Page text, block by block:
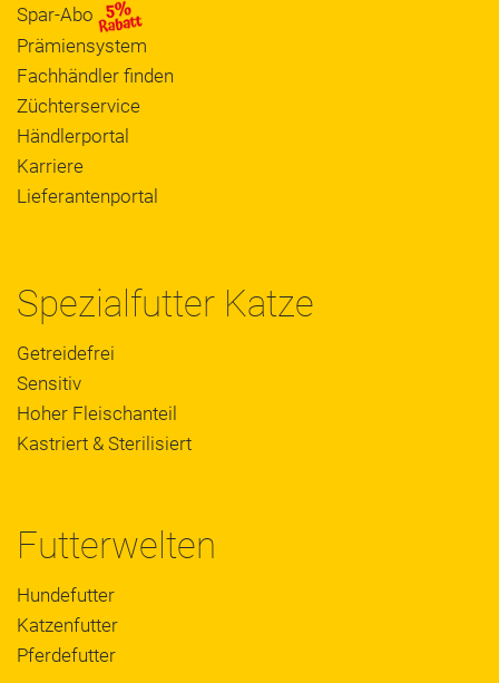
Spar-Abo
Prämiensystem
Fachhändler finden
Züchterservice
Händlerportal
Karriere
Lieferantenportal
Spezialfutter Katze
Getreidefrei
Sensitiv
Hoher Fleischanteil
Kastriert & Sterilisiert
Futterwelten
Hundefutter
Katzenfutter
Pferdefutter